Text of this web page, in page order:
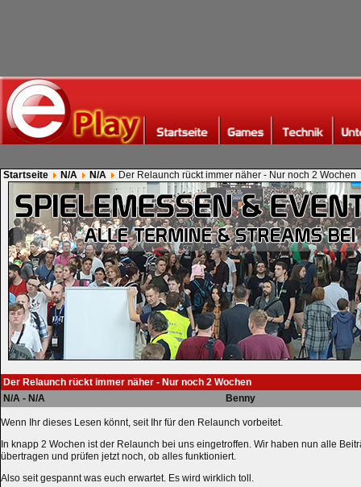
Startseite N/A N/A Der Relaunch rückt immer näher - Nur noch 2 Wochen
Der Relaunch rückt immer näher - Nur noch 2 Wochen
N/A - N/A
Benny
Wenn Ihr dieses Lesen könnt, seit Ihr für den Relaunch vorbeitet.
In knapp 2 Wochen ist der Relaunch bei uns eingetroffen. Wir haben nun alle
übertragen und prüfen jetzt noch, ob alles funktioniert.
Also seit gespannt was euch erwartet. Es wird wirklich toll.